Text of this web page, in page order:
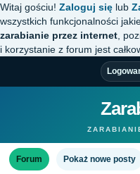
Witaj gościu! Zaloguj się lub
wszystkich funkcjonalności
zarabianie przez internet ,
i korzystanie z forum jest
Forum Pokaż nowe posty